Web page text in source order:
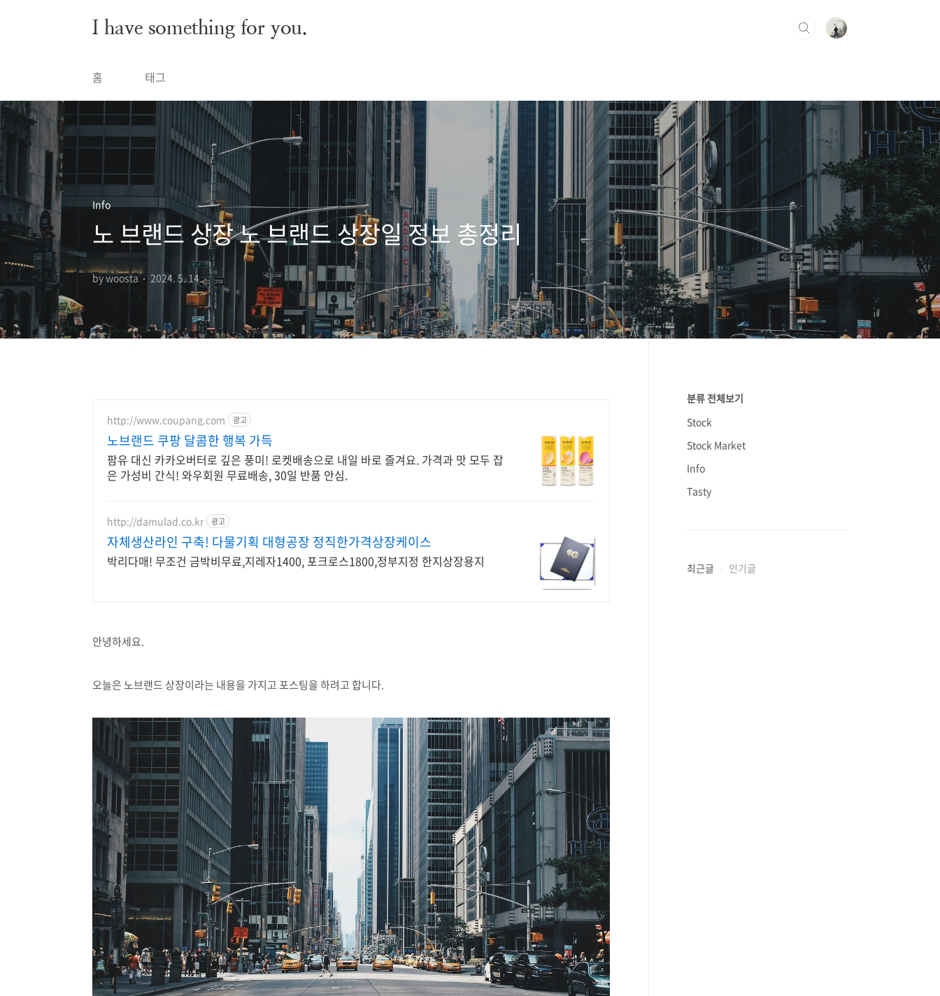
I have something for you.
홈 태그
Info
노 브랜드 상장 노 브랜드 상장일 정보 총정리
by woosta 2024. 5. 14.
http://www.coupang.com 광고
노브랜드 쿠팡 달콤한 행복 가득
팜유 대신 카카오버터로 깊은 풍미! 로켓배송으로 내일 바로 즐겨요. 가격과 맛 모두 잡
은 가성비 간식! 와우회원 무료배송, 30일 반품 안심.
http://damulad.co.kr 광고
자체생산라인 구축! 다물기획 대형공장 정직한가격상장케이스
박리다매! 무조건 금박비무료,지레자1400, 포크로스1800,정부지정 한지상장용지
안녕하세요.
오늘은 노브랜드 상장이라는 내용을 가지고 포스팅을 하려고 합니다.
분류 전체보기
Stock
Stock Market
Info
Tasty
최근글 인기글